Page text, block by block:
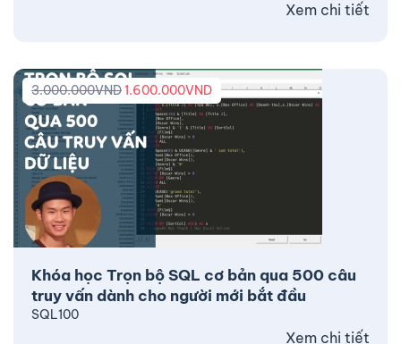
Xem chi tiết
Khóa học Trọn bộ SQL cơ bản qua 500 câu
truy vấn dành cho người mới bắt đầu
3.000.000VND1.600.000VND
SQL100
Xem chi tiết